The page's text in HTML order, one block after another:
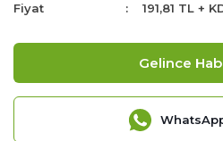
Fiyat
191,81 TL +
Gelince